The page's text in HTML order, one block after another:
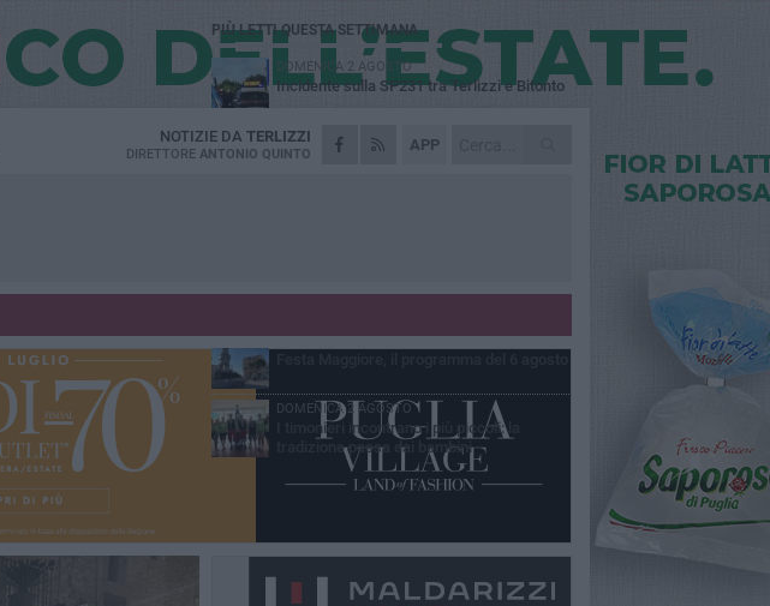
APP
NOTIZIE DA TERLIZZI
DIRETTORE ANTONIO QUINTO
PIÙ LETTI QUESTA SETTIMANA
DOMENICA 2 AGOSTO
Incidente sulla SP231 tra Terlizzi e Bitonto
LUNEDÌ 3 AGOSTO
Gatto senza vita sul marciapiede: macabro
Mini Carro, una tradizione che guarda al
GIOVEDÌ 6 AGOSTO
DOMENICA 2 AGOSTO
I timonieri incontrano i più piccoli: la
tradizione passa dai bambini